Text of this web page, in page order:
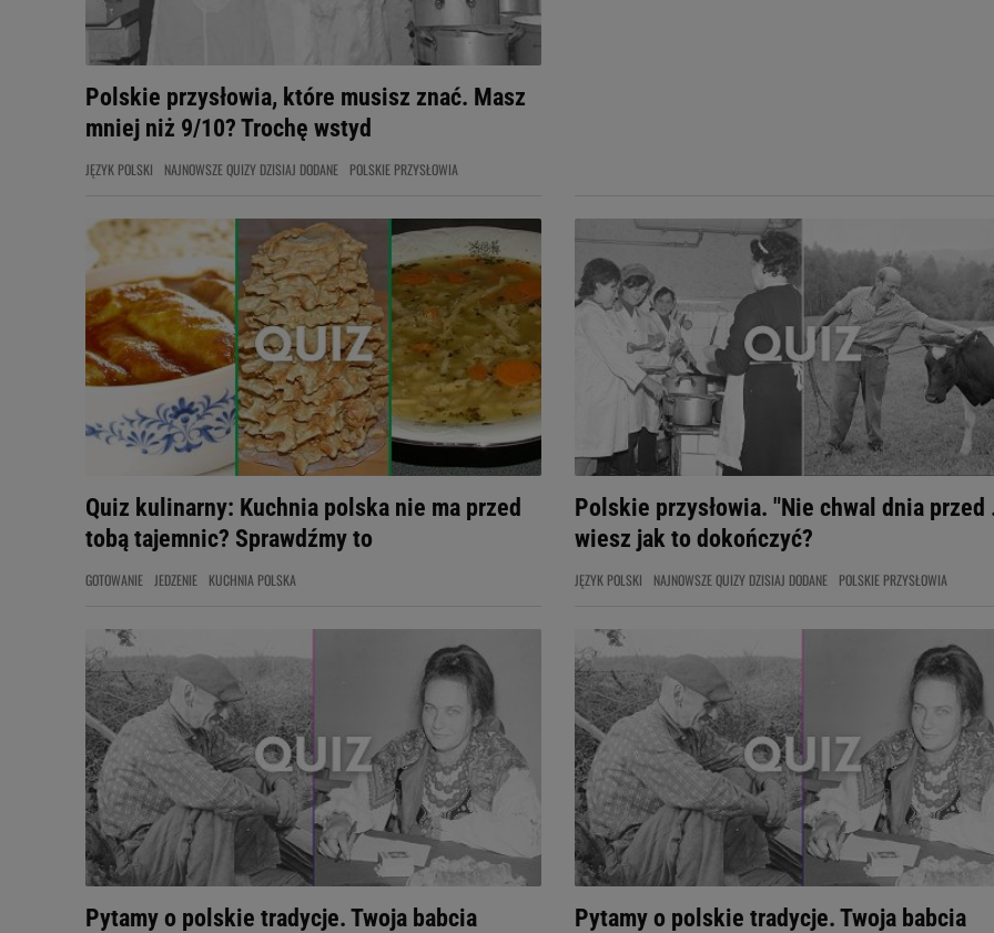
Polskie przysłowia, które musisz znać. Masz
mniej niż 9/10? Trochę wstyd
JĘZYK POLSKI NAJNOWSZE QUIZY DZISIAJ DODANE POLSKIE PRZYSŁOWIA
Quiz kulinarny: Kuchnia polska nie ma przed
tobą tajemnic? Sprawdźmy to
GOTOWANIE JEDZENIE KUCHNIA POLSKA
Polskie przysłowia. "Nie chwal dnia przed
wiesz jak to dokończyć?
JĘZYK POLSKI NAJNOWSZE QUIZY DZISIAJ DODANE POLSKIE PRZYSŁOWIA
Pytamy o polskie tradycje. Twoja babcia
Pytamy o polskie tradycje. Twoja babcia